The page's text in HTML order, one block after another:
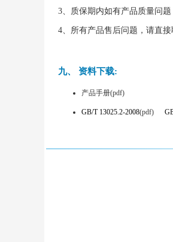
3、质保期内如有产品质量问
4、所有产品售后问题，请直
九、 资料下载:
产品手册(pdf)
GB/T 13025.2-2008(pdf)